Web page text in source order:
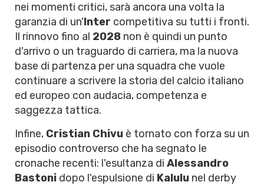
nei momenti critici, sarà ancora una volta la
garanzia di un'Inter competitiva su tutti i fronti.
Il rinnovo fino al 2028 non è quindi un punto
d'arrivo o un traguardo di carriera, ma la nuova
base di partenza per una squadra che vuole
continuare a scrivere la storia del calcio italiano
ed europeo con audacia, competenza e
saggezza tattica.
Infine, Cristian Chivu è tornato con forza su un
episodio controverso che ha segnato le
cronache recenti: l'esultanza di Alessandro
Bastoni dopo l'espulsione di Kalulu nel derby